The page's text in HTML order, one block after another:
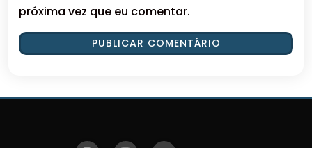
próxima vez que eu comentar.